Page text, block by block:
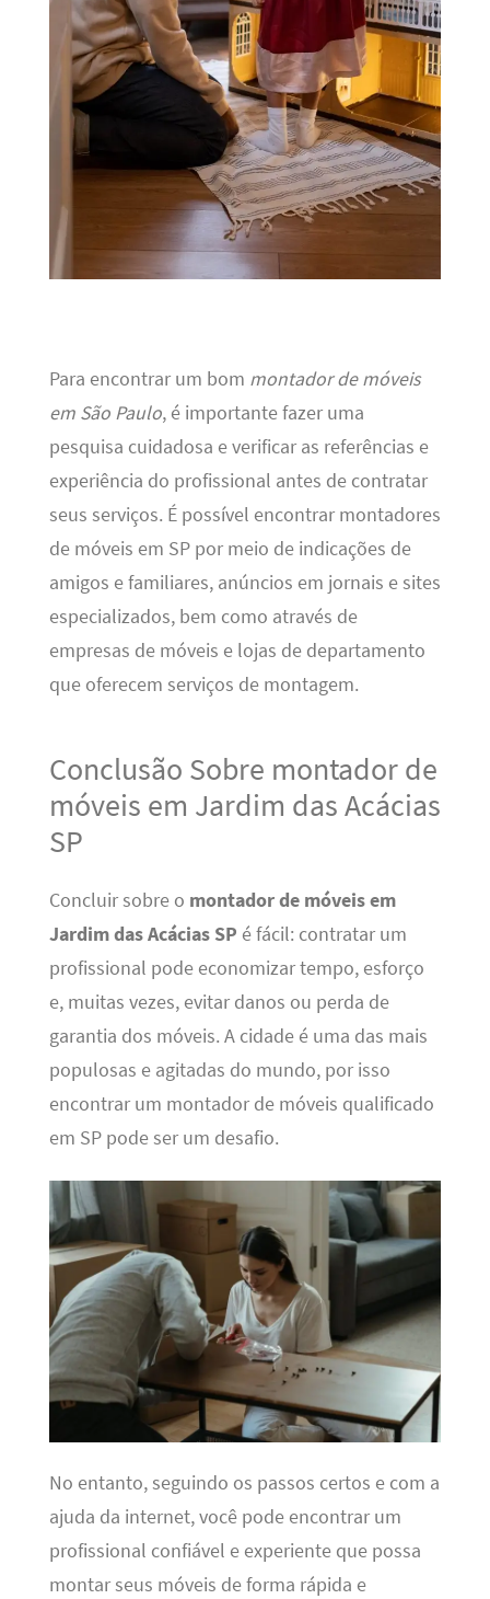
Para encontrar um bom montador de móveis
em São Paulo, é importante fazer uma
pesquisa cuidadosa e verificar as referências e
experiência do profissional antes de contratar
seus serviços. É possível encontrar montadores
de móveis em SP por meio de indicações de
amigos e familiares, anúncios em jornais e sites
especializados, bem como através de
empresas de móveis e lojas de departamento
que oferecem serviços de montagem.
Conclusão Sobre montador de
móveis em Jardim das Acácias
SP
Concluir sobre o montador de móveis em
Jardim das Acácias SP é fácil: contratar um
profissional pode economizar tempo, esforço
e, muitas vezes, evitar danos ou perda de
garantia dos móveis. A cidade é uma das mais
populosas e agitadas do mundo, por isso
encontrar um montador de móveis qualificado
em SP pode ser um desafio.
No entanto, seguindo os passos certos e com a
ajuda da internet, você pode encontrar um
profissional confiável e experiente que possa
montar seus móveis de forma rápida e